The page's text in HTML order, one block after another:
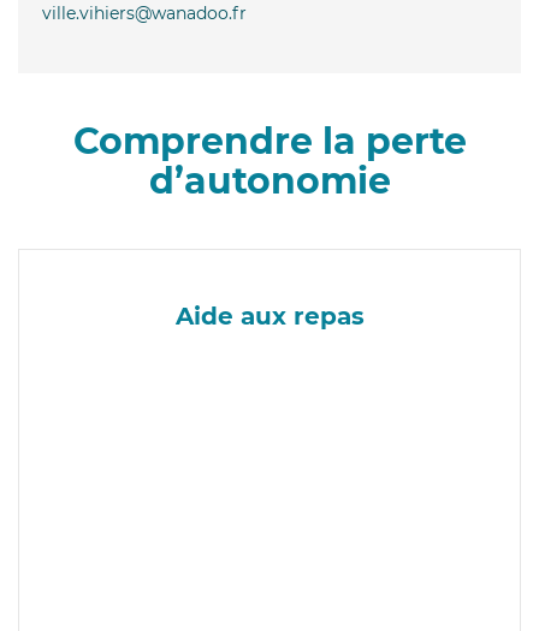
ville.vihiers@wanadoo.fr
Comprendre la perte
d’autonomie
Aide aux repas